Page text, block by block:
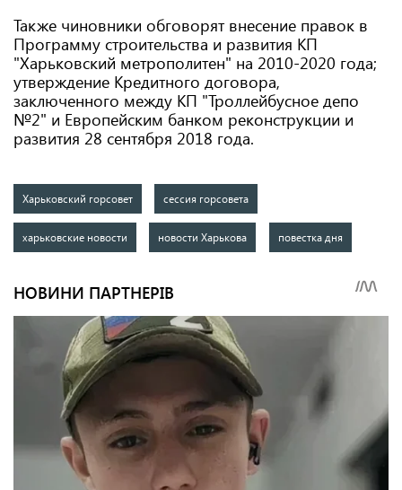
Также чиновники обговорят внесение правок в
Программу строительства и развития КП
"Харьковский метрополитен" на 2010-2020 года;
утверждение Кредитного договора,
заключенного между КП "Троллейбусное депо
№2" и Европейским банком реконструкции и
развития 28 сентября 2018 года.
Харьковский горсовет сессия горсовета
харьковские новости новости Харькова повестка дня